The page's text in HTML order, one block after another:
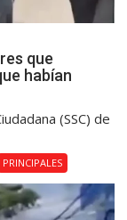
que
habían
(SSC) de
PRINCIPALES